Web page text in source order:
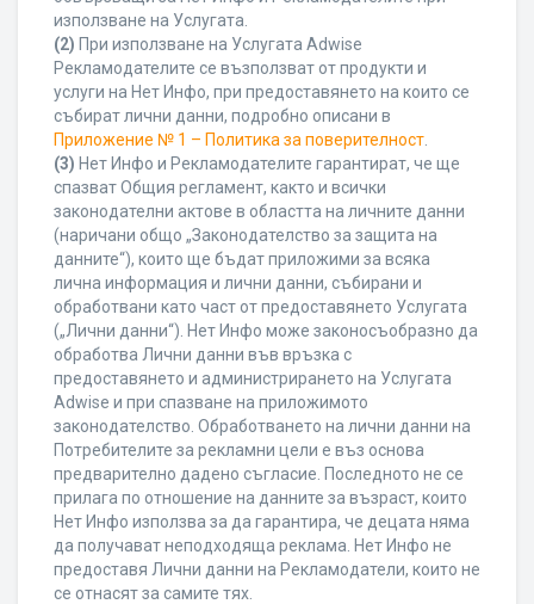
използване на Услугата.
(2) При използване на Услугата Adwise
Рекламодателите се възползват от продукти и
услуги на Нет Инфо, при предоставянето на които се
събират лични данни, подробно описани в
Приложение № 1 – Политика за поверителност
(3) Нет Инфо и Рекламодателите гарантират, че ще
спазват Общия регламент, както и всички
законодателни актове в областта на личните данни
(наричани общо „Законодателство за защита на
данните“), които ще бъдат приложими за всяка
лична информация и лични данни, събирани и
обработвани като част от предоставянето Услугата
(„Лични данни“). Нет Инфо може законосъобразно да
обработва Лични данни във връзка с
предоставянето и администрирането на Услугата
Adwise и при спазване на приложимото
законодателство. Обработването на лични данни на
Потребителите за рекламни цели е въз основа
предварително дадено съгласие. Последното не се
прилага по отношение на данните за възраст, които
Нет Инфо използва за да гарантира, че децата няма
да получават неподходяща реклама. Нет Инфо не
предоставя Лични данни на Рекламодатели, които не
се отнасят за самите тях.